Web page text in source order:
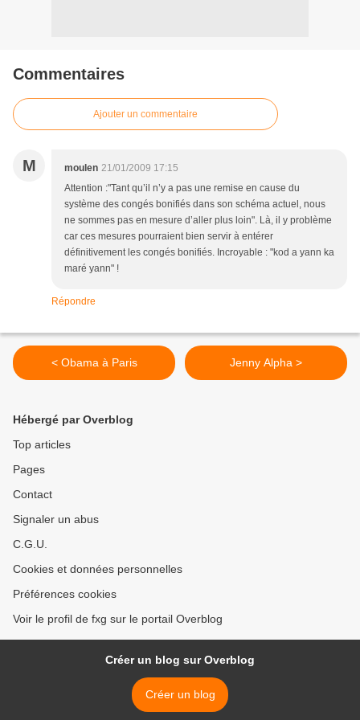
Commentaires
Ajouter un commentaire
M moulen 21/01/2009 17:15
Attention :"Tant qu’il n’y a pas une remise en cause du
système des congés bonifiés dans son schéma actuel, nous
ne sommes pas en mesure d’aller plus loin". Là, il y problème
car ces mesures pourraient bien servir à entérer
définitivement les congés bonifiés. Incroyable : "kod a yann ka
maré yann" !
Répondre
< Obama à Paris Jenny Alpha >
Hébergé par Overblog
Top articles
Pages
Contact
Signaler un abus
C.G.U.
Cookies et données personnelles
Préférences cookies
Voir le profil de fxg sur le portail Overblog
Créer un blog sur Overblog
Créer un blog